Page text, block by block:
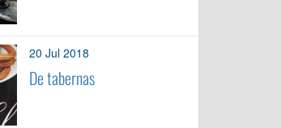
20 Jul 2018
De tabernas